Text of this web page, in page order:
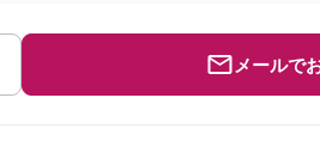
メールで